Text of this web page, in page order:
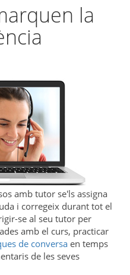
la
amb tutor se'ls assigna
i corregeix durant tot el
se al seu tutor per
amb el curs, practicar
de conversa en temps
de les seves